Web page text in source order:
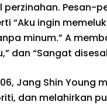
Pesan-
“Aku ingin
minum.” A
dan “Sangat
Jang Shin Young
dan melahirkan